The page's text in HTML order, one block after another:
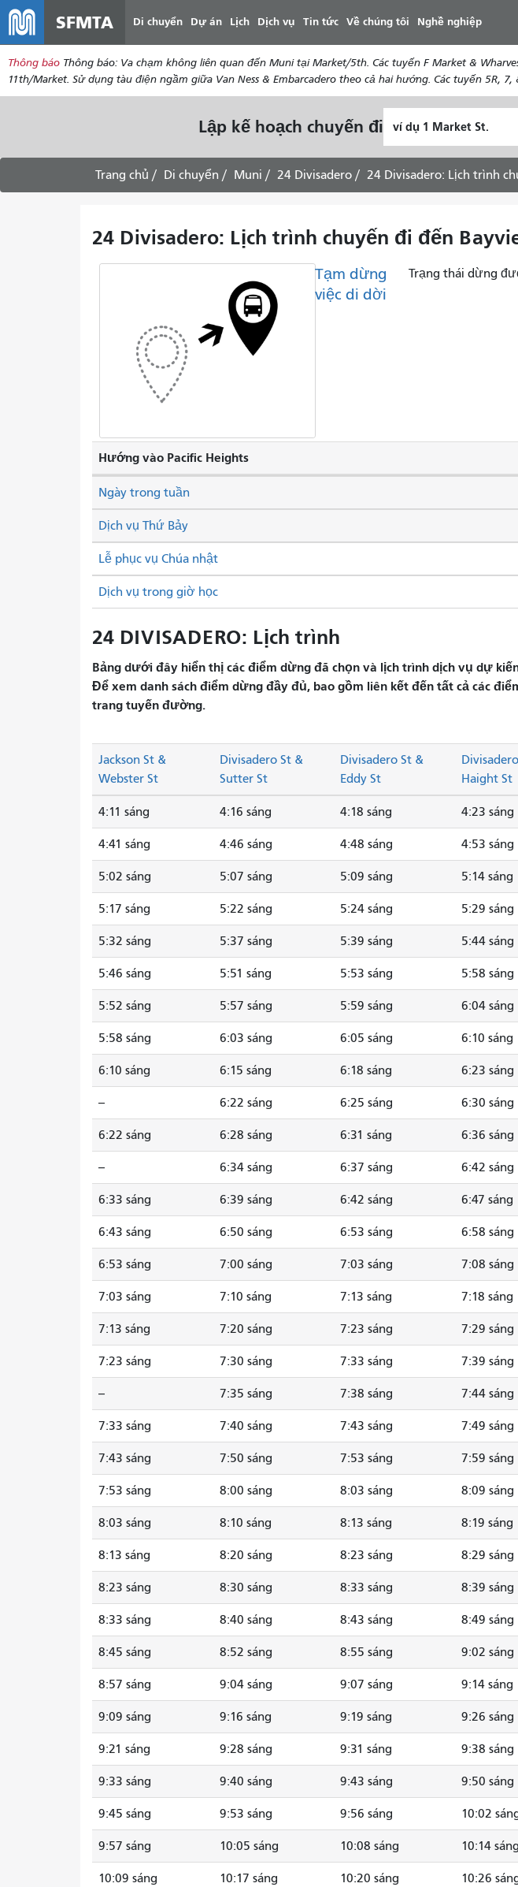
SFMTA Di chuyển Dự án Lịch Dịch vụ Tin tức Về chúng tôi Nghề nghiệp
Thông báo Thông báo: Va chạm không liên quan đến Muni tại Market/5th. Các tuyến F Market &
11th/Market. Sử dụng tàu điện ngầm giữa Van Ness & Embarcadero theo cả hai hướng. Các tuyến 5R,
Lập kế hoạch chuyến đi
bắt
đầu
Trang chủ Di chuyển Muni 24 Divisadero 24 Divisadero: Lịch trình
24 Divisadero: Lịch trình chuyến đi đến
Tạm dừng
việc di dời
Trạng thái dừng
Hướng vào Pacific Heights
Dịch vụ Thứ Bảy
Lễ phục vụ Chúa nhật
Ngày trong tuần
Dịch vụ trong giờ học
24 DIVISADERO: Lịch trình
Bảng dưới đây hiển thị các điểm dừng đã chọn và lịch trình dịch vụ dự
Để xem danh sách điểm dừng đầy đủ, bao gồm liên kết đến tất cả các
trang tuyến đường.
Jackson St &
Webster St
Divisadero St &
Sutter St
Divisadero St &
Eddy St
Haight St
4:11 sáng 4:16 sáng 4:18 sáng 4:23 sáng
4:41 sáng 4:46 sáng 4:48 sáng 4:53 sáng
5:02 sáng 5:07 sáng 5:09 sáng 5:14 sáng
5:17 sáng 5:22 sáng 5:24 sáng 5:29 sáng
5:32 sáng 5:37 sáng 5:39 sáng 5:44 sáng
5:46 sáng 5:51 sáng 5:53 sáng 5:58 sáng
5:52 sáng 5:57 sáng 5:59 sáng 6:04 sáng
5:58 sáng 6:03 sáng 6:05 sáng 6:10 sáng
6:10 sáng 6:15 sáng 6:18 sáng 6:23 sáng
-- 6:22 sáng 6:25 sáng 6:30 sáng
6:22 sáng 6:28 sáng 6:31 sáng 6:36 sáng
-- 6:34 sáng 6:37 sáng 6:42 sáng
6:33 sáng 6:39 sáng 6:42 sáng 6:47 sáng
6:43 sáng 6:50 sáng 6:53 sáng 6:58 sáng
6:53 sáng 7:00 sáng 7:03 sáng 7:08 sáng
7:03 sáng 7:10 sáng 7:13 sáng 7:18 sáng
7:13 sáng 7:20 sáng 7:23 sáng 7:29 sáng
7:23 sáng 7:30 sáng 7:33 sáng 7:39 sáng
-- 7:35 sáng 7:38 sáng 7:44 sáng
7:33 sáng 7:40 sáng 7:43 sáng 7:49 sáng
7:43 sáng 7:50 sáng 7:53 sáng 7:59 sáng
7:53 sáng 8:00 sáng 8:03 sáng 8:09 sáng
8:03 sáng 8:10 sáng 8:13 sáng 8:19 sáng
8:13 sáng 8:20 sáng 8:23 sáng 8:29 sáng
8:23 sáng 8:30 sáng 8:33 sáng 8:39 sáng
8:33 sáng 8:40 sáng 8:43 sáng 8:49 sáng
8:45 sáng 8:52 sáng 8:55 sáng 9:02 sáng
8:57 sáng 9:04 sáng 9:07 sáng 9:14 sáng
9:09 sáng 9:16 sáng 9:19 sáng 9:26 sáng
9:21 sáng 9:28 sáng 9:31 sáng 9:38 sáng
9:33 sáng 9:40 sáng 9:43 sáng 9:50 sáng
9:45 sáng 9:53 sáng 9:56 sáng 10:02
9:57 sáng 10:05 sáng 10:08 sáng 10:14 sáng
10:09 sáng 10:17 sáng 10:20 sáng 10:26